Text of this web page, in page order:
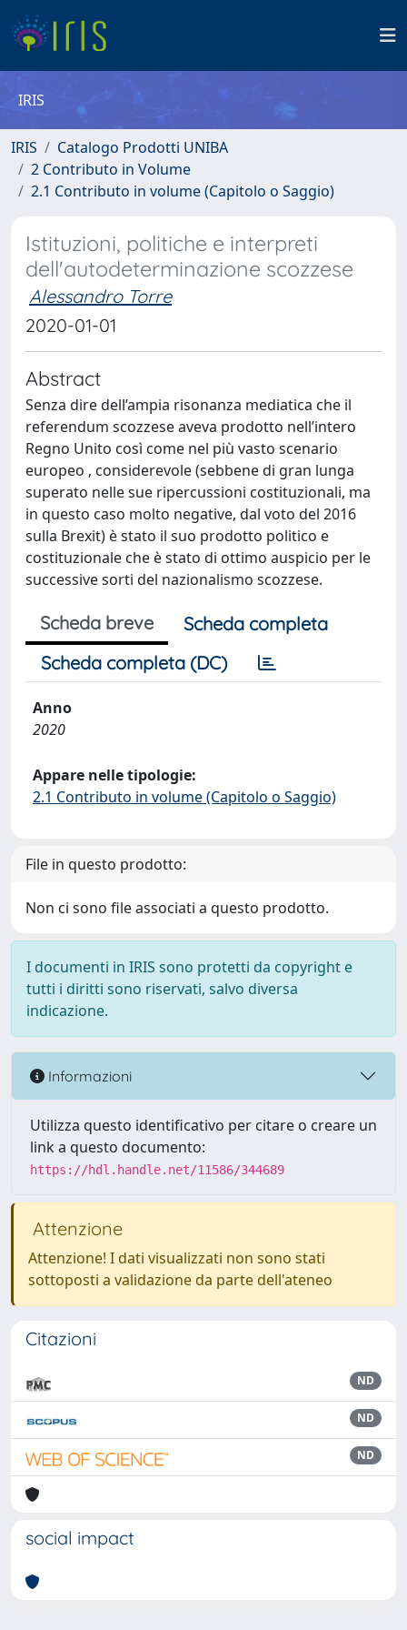
IRIS
IRIS
Catalogo Prodotti UNIBA
2 Contributo in Volume
2.1 Contributo in volume (Capitolo o Saggio)
Istituzioni, politiche e interpreti
dell'autodeterminazione scozzese
Alessandro Torre
2020-01-01
Abstract
Senza dire dell’ampia risonanza mediatica che il
referendum scozzese aveva prodotto nell’intero
Regno Unito così come nel più vasto scenario
europeo , considerevole (sebbene di gran lunga
superato nelle sue ripercussioni costituzionali, ma
in questo caso molto negative, dal voto del 2016
sulla Brexit) è stato il suo prodotto politico e
costituzionale che è stato di ottimo auspicio per le
successive sorti del nazionalismo scozzese.
Scheda breve
Scheda completa
Scheda completa (DC)
Anno
2020
Appare nelle tipologie:
2.1 Contributo in volume (Capitolo o Saggio)
File in questo prodotto:
Non ci sono file associati a questo prodotto.
I documenti in IRIS sono protetti da copyright e
tutti i diritti sono riservati, salvo diversa
indicazione.
Informazioni
Utilizza questo identificativo per citare o creare un
link a questo documento:
https://hdl.handle.net/11586/344689
Attenzione
Attenzione! I dati visualizzati non sono stati
sottoposti a validazione da parte dell'ateneo
Citazioni
ND
ND
ND
social impact